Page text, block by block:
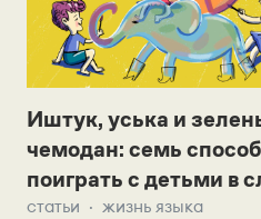
Иштук, уська и
чемодан: семь
поиграть с детьми в
статьи жизнь языка